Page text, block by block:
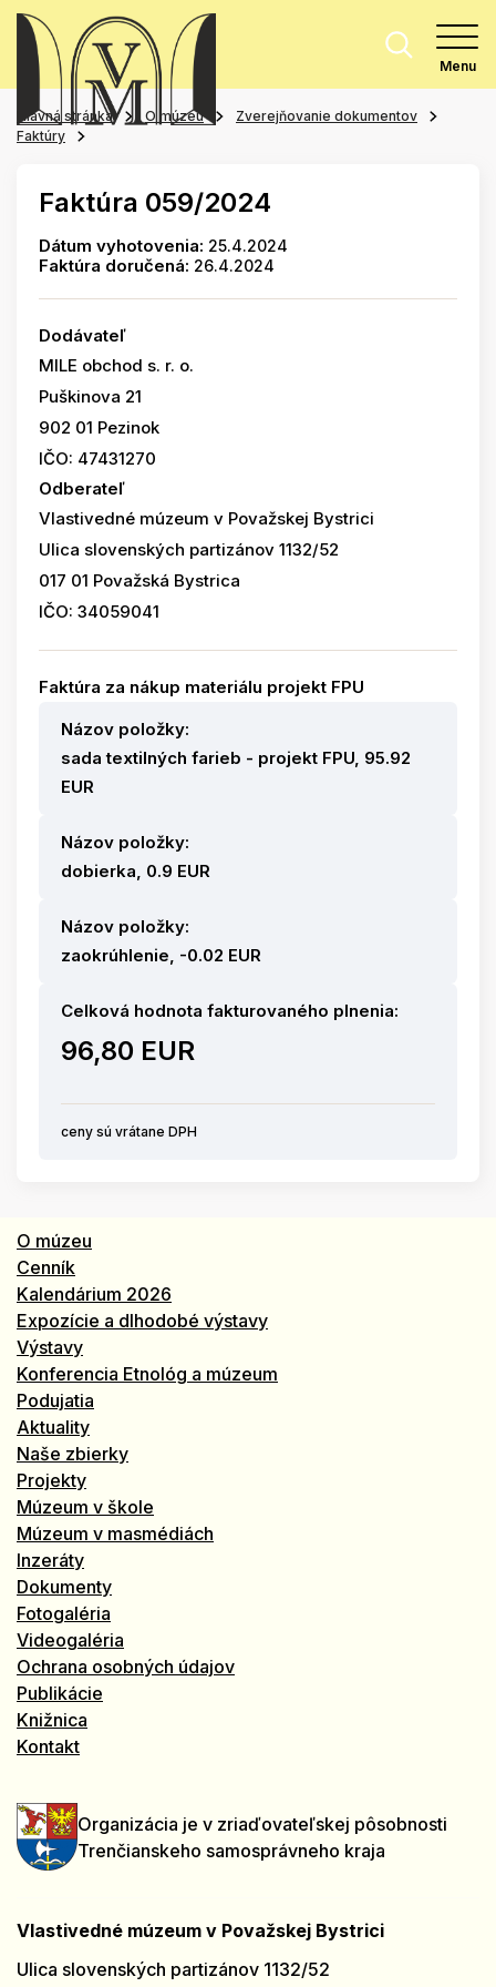
Menu
Hlavná stránka O múzeu
Zverejňovanie dokumentov
Faktúry
Faktúra 059/2024
Dátum vyhotovenia: 25.4.2024
Faktúra doručená: 26.4.2024
Dodávateľ
MILE obchod s. r. o.
Puškinova 21
902 01 Pezinok
IČO: 47431270
Odberateľ
Vlastivedné múzeum v Považskej Bystrici
Ulica slovenských partizánov 1132/52
017 01 Považská Bystrica
IČO: 34059041
Faktúra za nákup materiálu projekt FPU
Názov položky:
sada textilných farieb - projekt FPU, 95.92
EUR
Názov položky:
dobierka, 0.9 EUR
Názov položky:
zaokrúhlenie, -0.02 EUR
Celková hodnota fakturovaného plnenia:
96,80 EUR
ceny sú vrátane DPH
O múzeu
Cenník
Kalendárium 2026
Expozície a dlhodobé výstavy
Výstavy
Konferencia Etnológ a múzeum
Podujatia
Aktuality
Naše zbierky
Projekty
Múzeum v škole
Múzeum v masmédiách
Inzeráty
Dokumenty
Fotogaléria
Videogaléria
Ochrana osobných údajov
Publikácie
Knižnica
Kontakt
Organizácia je v zriaďovateľskej pôsobnosti
Trenčianskeho samosprávneho kraja
Vlastivedné múzeum v Považskej Bystrici
Ulica slovenských partizánov 1132/52